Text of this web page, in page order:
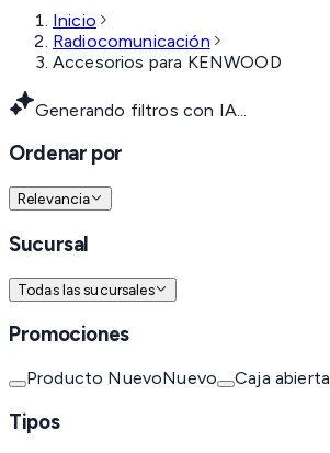
Inicio
Radiocomunicación
Accesorios para KENWOOD
Generando filtros con IA...
Ordenar por
Relevancia
Sucursal
Todas las sucursales
Promociones
Producto NuevoNuevo Caja abierta
Tipos